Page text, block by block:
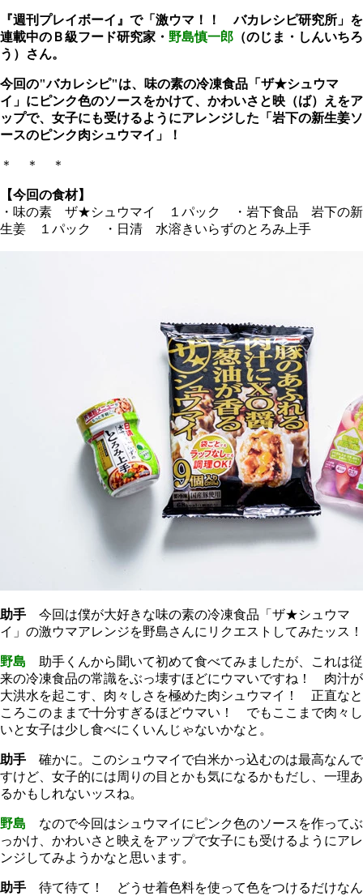
『週刊プレイボーイ』で「激ウマ！！ バカレシピ研究所」を
連載中のＢ級フード研究家・ 野島慎一郎 （のじま・しんいちろ
う）さん。
今回の"バカレシピ"は、味の素の冷凍食品「ザ★シュウマ
イ」にピンク色のソースをかけて、かわいさと映（ば）えをア
ップで、女子にも受けるようにアレンジした「岩下の新生姜ソ
ースのピンク肉シュウマイ」！
＊ ＊ ＊
【今回の食材】
・味の素 ザ★シュウマイ １パック ・岩下食品 岩下の新
生姜 １パック ・日清 水溶きいらずのとろみ上手
助手 今回は僕が大好きな味の素の冷凍食品「ザ★シュウマ
イ」の激ウマアレンジを野島さんにリクエストしてみたッス！
野島 助手くんから聞いて初めて食べてみましたが、これは従
来の冷凍食品の常識をぶっ壊すほどにウマいですね！ 肉汁が
大洪水を起こす、肉々しさを極めた肉シュウマイ！ 正直なと
ころこのままで十分すぎるほどウマい！ でもここまで肉々し
いと女子は少し食べにくいんじゃないかなと。
助手 確かに。このシュウマイで白米かっ込むのは最高なんで
すけど、女子的には周りの目とかも気になるかもだし、一理あ
るかもしれないッスね。
野島 なので今回はシュウマイにピンク色のソースを作ってぶ
っかけ、かわいさと映えをアップで女子にも受けるようにアレ
ンジしてみようかなと思います。
助手 待て待て！ どうせ着色料を使って色をつけるだけなん